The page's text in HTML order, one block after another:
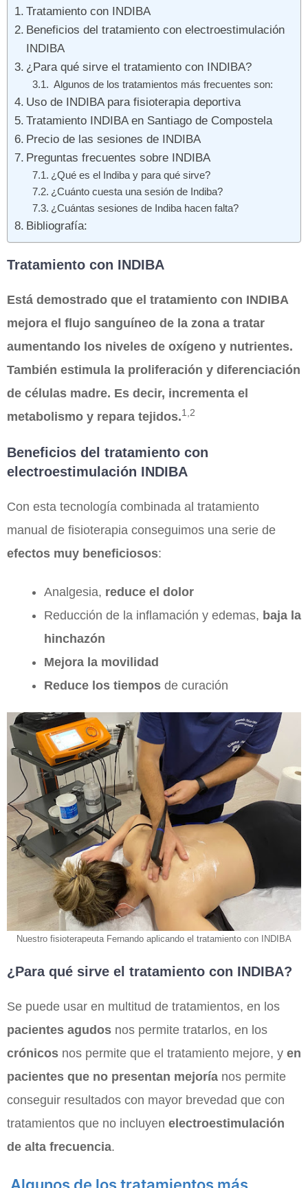
Tratamiento con INDIBA
Beneficios del tratamiento con electroestimulación
INDIBA
¿Para qué sirve el tratamiento con INDIBA?
Algunos de los tratamientos más frecuentes son:
Uso de INDIBA para fisioterapia deportiva
Tratamiento INDIBA en Santiago de Compostela
Precio de las sesiones de INDIBA
Preguntas frecuentes sobre INDIBA
¿Qué es el Indiba y para qué sirve?
¿Cuánto cuesta una sesión de Indiba?
¿Cuántas sesiones de Indiba hacen falta?
Bibliografía:
Tratamiento con INDIBA
Está demostrado que el tratamiento con INDIBA
mejora el flujo sanguíneo de la zona a tratar
aumentando los niveles de oxígeno y nutrientes.
También estimula la proliferación y diferenciación
de células madre. Es decir, incrementa el
metabolismo y repara tejidos.1,2
Beneficios del tratamiento con
electroestimulación INDIBA
Con esta tecnología combinada al tratamiento
manual de fisioterapia conseguimos una serie de
efectos muy beneficiosos:
Analgesia, reduce el dolor
Reducción de la inflamación y edemas, baja la
hinchazón
Mejora la movilidad
Reduce los tiempos de curación
Nuestro fisioterapeuta Fernando aplicando el tratamiento con INDIBA
¿Para qué sirve el tratamiento con INDIBA?
Se puede usar en multitud de tratamientos, en los
pacientes agudos nos permite tratarlos, en los
crónicos nos permite que el tratamiento mejore, y en
pacientes que no presentan mejoría nos permite
conseguir resultados con mayor brevedad que con
tratamientos que no incluyen electroestimulación
de alta frecuencia.
Algunos de los tratamientos más